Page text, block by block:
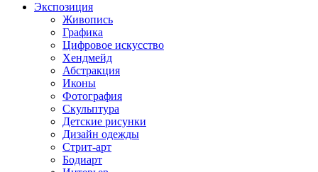
Экспозиция
Живопись
Графика
Цифровое искусство
Хендмейд
Абстракция
Иконы
Фотография
Скульптура
Детские рисунки
Дизайн одежды
Стрит-арт
Бодиарт